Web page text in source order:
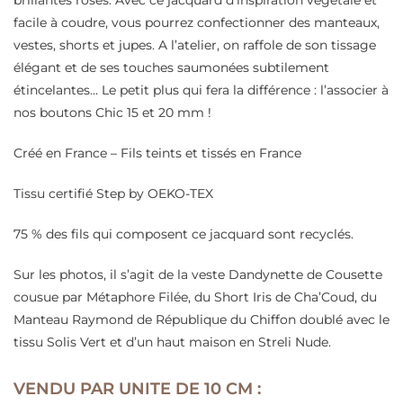
facile à coudre, vous pourrez confectionner des manteaux,
vestes, shorts et jupes. A l’atelier, on raffole de son tissage
élégant et de ses touches saumonées subtilement
étincelantes… Le petit plus qui fera la différence : l’associer à
nos boutons Chic 15 et 20 mm !
Créé en France – Fils teints et tissés en France
Tissu certifié Step by OEKO-TEX
75 % des fils qui composent ce jacquard sont recyclés.
Sur les photos, il s’agit de la veste Dandynette de Cousette
cousue par Métaphore Filée, du Short Iris de Cha’Coud, du
Manteau Raymond de République du Chiffon doublé avec le
tissu Solis Vert et d’un haut maison en Streli Nude.
VENDU PAR UNITE DE 10 CM :